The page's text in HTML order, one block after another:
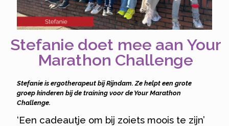
Stefanie doet mee aan Your
Marathon Challenge
Stefanie is ergotherapeut bij Rijndam. Ze helpt een grote
groep kinderen bij de training voor de Your Marathon
Challenge.
‘Een cadeautje om bij zoiets moois te zijn’